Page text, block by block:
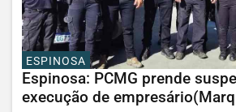
ESPINOSA
Espinosa: PCMG prende
execução de